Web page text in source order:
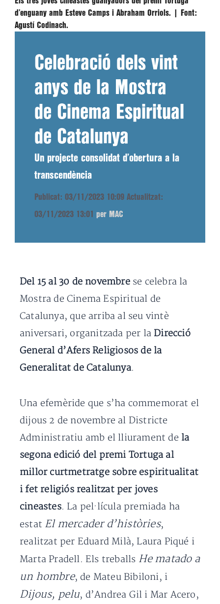
d’enguany amb Esteve Camps i Abraham Orriols. |
Font:
Agustí Codinach.
Celebració dels vint
anys de la Mostra
de Cinema Espiritual
de Catalunya
Un projecte consolidat d’obertura a la
transcendència
Publicat: 03/11/2023 10:09 Actualitzat:
03/11/2023 13:01 per MAC
Del 15 al 30 de novembre se celebra la
Mostra de Cinema Espiritual de
Catalunya, que arriba al seu vintè
aniversari, organitzada per la Direcció
General d’Afers Religiosos de la
Generalitat de Catalunya.
Una efemèride que s’ha commemorat el
dijous 2 de novembre al Districte
Administratiu amb el lliurament de la
segona edició del premi Tortuga al
millor curtmetratge sobre espiritualitat
i fet religiós realitzat per joves
cineastes. La pel·lícula premiada ha
estat El mercader d’històries,
realitzat per Eduard Milà, Laura Piqué i
Marta Pradell. Els treballs He matado a
un hombre, de Mateu Bibiloni, i
Dijous, pelu, d’Andrea Gil i Mar Acero,